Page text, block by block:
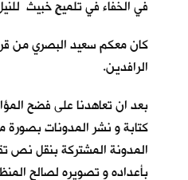
في الخفاء في تلميحٍ خبيث
كان معكم سعيد البصري من
الرافدين.
بعد ان تعاهدنا على فضح
كتابة و نشر المدونات بصورة
المدونة المشتركة بنقل نص
بأعداده و تصويره لصالح